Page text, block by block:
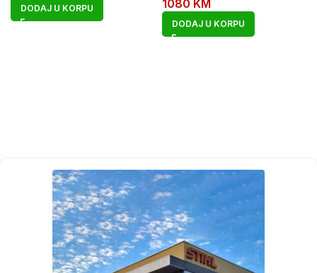
DODAJ U KORPU 1080 KM
DODAJ U KORPU